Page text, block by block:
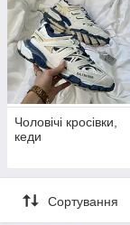
Чоловічі кросівки,
кеди
Сортування